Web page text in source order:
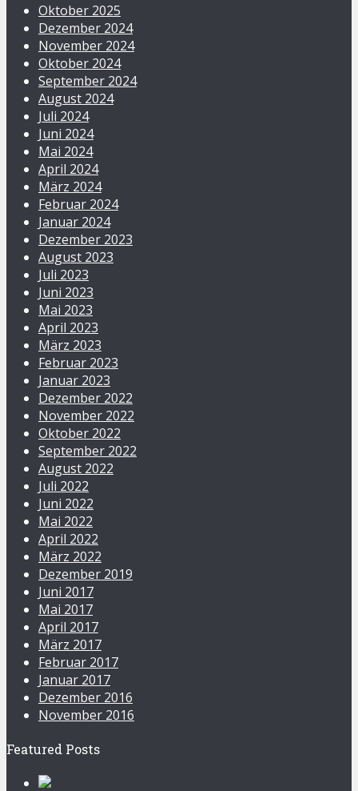
Oktober 2025
Dezember 2024
November 2024
Oktober 2024
September 2024
August 2024
Juli 2024
Juni 2024
Mai 2024
April 2024
März 2024
Februar 2024
Januar 2024
Dezember 2023
August 2023
Juli 2023
Juni 2023
Mai 2023
April 2023
März 2023
Februar 2023
Januar 2023
Dezember 2022
November 2022
Oktober 2022
September 2022
August 2022
Juli 2022
Juni 2022
Mai 2022
April 2022
März 2022
Dezember 2019
Juni 2017
Mai 2017
April 2017
März 2017
Februar 2017
Januar 2017
Dezember 2016
November 2016
Featured Posts